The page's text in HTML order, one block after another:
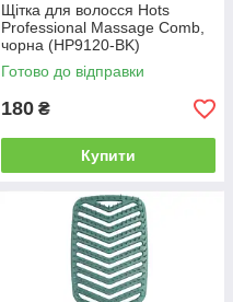
Щітка для волосся Hots
Professional Massage Comb,
чорна (HP9120-BK)
Готово до відправки
180 ₴
Купити